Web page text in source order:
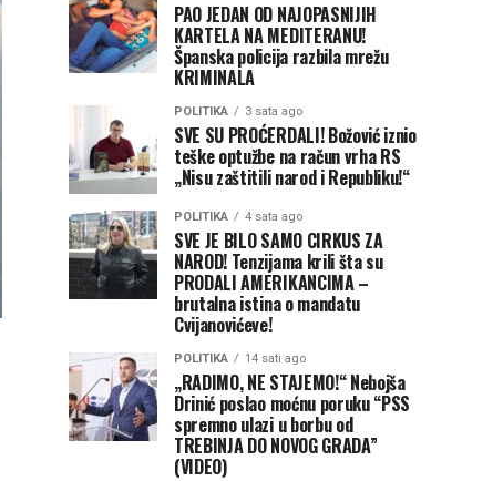
PAO JEDAN OD NAJOPASNIJIH
KARTELA NA MEDITERANU!
Španska policija razbila mrežu
KRIMINALA
POLITIKA 3 sata ago
SVE SU PROĆERDALI! Božović iznio
teške optužbe na račun vrha RS
„Nisu zaštitili narod i Republiku!“
POLITIKA 4 sata ago
SVE JE BILO SAMO CIRKUS ZA
NAROD! Tenzijama krili šta su
PRODALI AMERIKANCIMA –
brutalna istina o mandatu
Cvijanovićeve!
POLITIKA 14 sati ago
„RADIMO, NE STAJEMO!“ Nebojša
Drinić poslao moćnu poruku “PSS
spremno ulazi u borbu od
TREBINJA DO NOVOG GRADA”
(VIDEO)